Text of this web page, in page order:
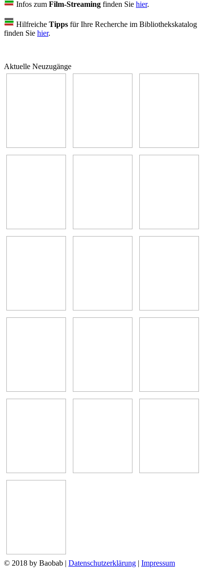
Infos zum Film-Streaming finden Sie hier.
Hilfreiche Tipps für Ihre Recherche im Bibliothekskatalog
finden Sie hier.
Aktuelle Neuzugänge
© 2018 by Baobab | Datenschutzerklärung | Impressum